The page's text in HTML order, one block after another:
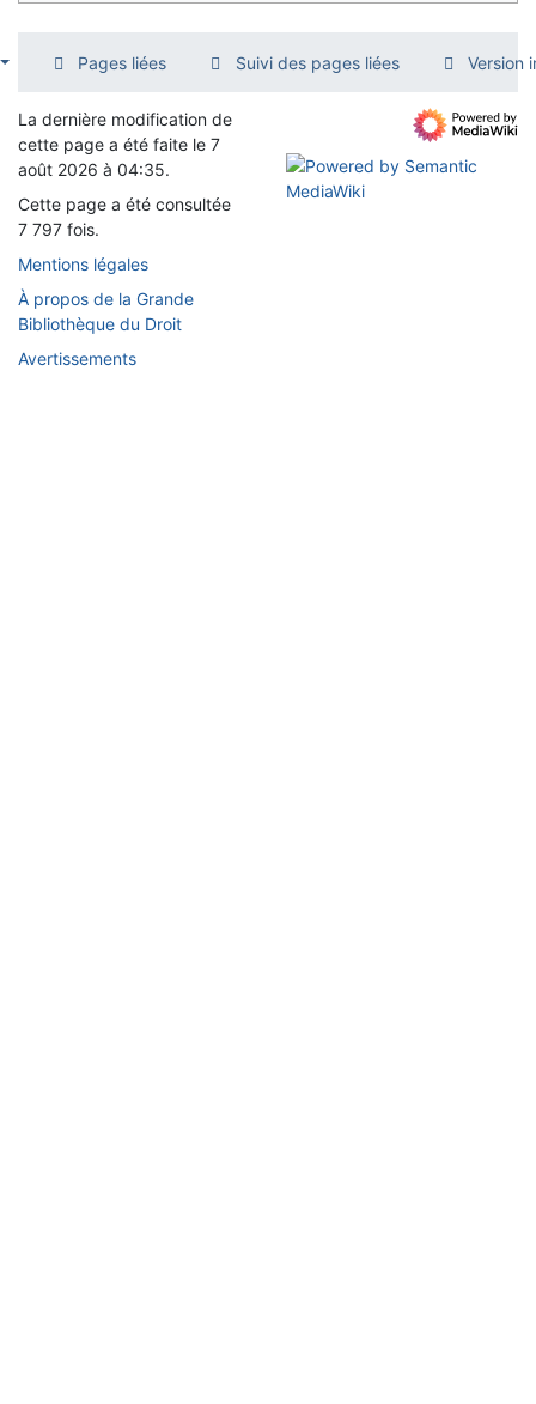
Pages liées Suivi des pages liées Version
La dernière modification de
cette page a été faite le 7
août 2026 à 04:35.
Cette page a été consultée
7 797 fois.
Mentions légales
À propos de la Grande
Bibliothèque du Droit
Avertissements